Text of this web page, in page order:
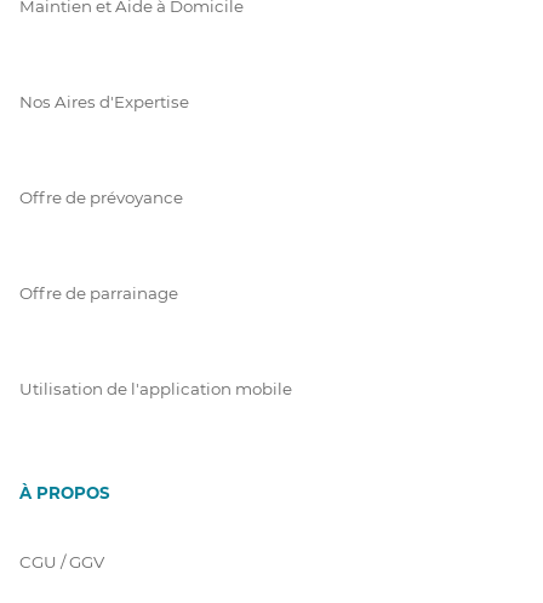
Maintien et Aide à Domicile
Nos Aires d'Expertise
Offre de prévoyance
Offre de parrainage
Utilisation de l'application mobile
À PROPOS
CGU / GGV